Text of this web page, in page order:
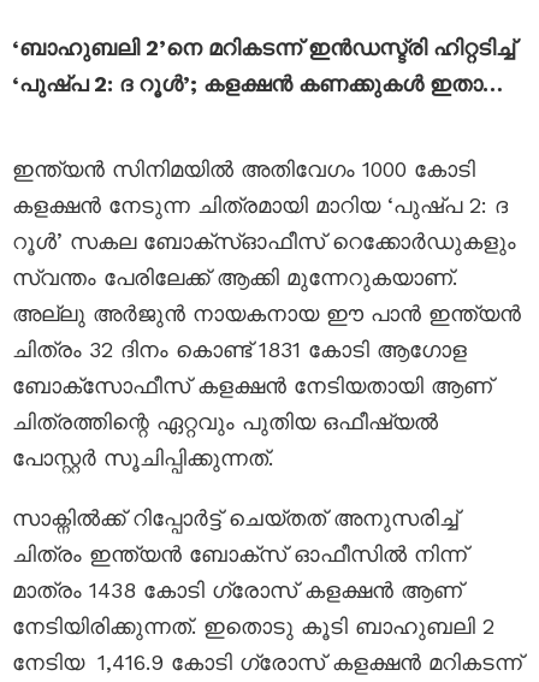
‘ബാഹുബലി 2’നെ മറികടന്ന് ഇൻഡസ്ട്രി ഹിറ്റടിച്ച്
‘പുഷ്പ 2: ദ റൂൾ’; കളക്ഷൻ കണക്കുകൾ ഇതാ…
ഇന്ത്യൻ സിനിമയിൽ അതിവേഗം 1000 കോടി
കളക്ഷന്‍ നേടുന്ന ചിത്രമായി മാറിയ ‘പുഷ്പ 2: ദ
റൂൾ’ സകല ബോക്‌സ്ഓഫീസ് റെക്കോര്‍ഡുകളും
സ്വന്തം പേരിലേക്ക് ആക്കി മുന്നേറുകയാണ്.
അല്ലു അർജുൻ നായകനായ ഈ പാൻ ഇന്ത്യൻ
ചിത്രം 32 ദിനം കൊണ്ട് 1831 കോടി ആഗോള
ബോക്സോഫീസ് കളക്ഷൻ നേടിയതായി ആണ്
ചിത്രത്തിന്റെ ഏറ്റവും പുതിയ ഒഫീഷ്യൽ
പോസ്റ്റർ സൂചിപ്പിക്കുന്നത്.
സാക്നിൽക്ക് റിപ്പോർട്ട് ചെയ്തത് അനുസരിച്ച്
ചിത്രം ഇന്ത്യൻ ബോക്സ് ഓഫീസിൽ നിന്ന്
മാത്രം 1438 കോടി ഗ്രോസ് കളക്ഷൻ ആണ്
നേടിയിരിക്കുന്നത്. ഇതൊടു കൂടി ബാഹുബലി 2
നേടിയ 1,416.9 കോടി ഗ്രോസ് കളക്ഷൻ മറികടന്ന്